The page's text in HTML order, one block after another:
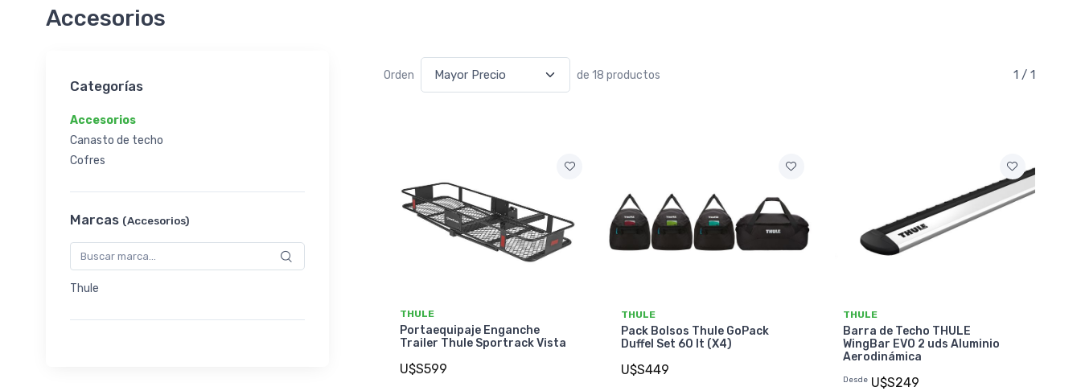
Accesorios
Categorías
Accesorios
Canasto de techo
Cofres
Marcas (Accesorios)
Thule
Orden de 18 productos 1 / 1
THULE
Portaequipaje Enganche
Trailer Thule Sportrack Vista
U$S599
THULE
Pack Bolsos Thule GoPack
Duffel Set 60 lt (X4)
U$S449
THULE
Barra de Techo THULE
WingBar EVO 2 uds Aluminio
Aerodinámica
Desde U$S249